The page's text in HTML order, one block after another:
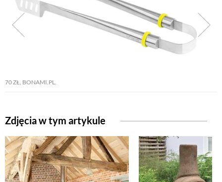
70 ZŁ, BONAMI.PL.
Zdjęcia w tym artykule
PORADY
NATURALNIE
URODA